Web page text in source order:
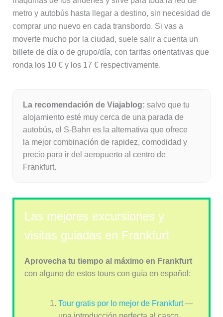
metro y autobús hasta llegar a destino, sin necesidad de
comprar uno nuevo en cada transbordo. Si vas a
moverte mucho por la ciudad, suele salir a cuenta un
billete de día o de grupo/día, con tarifas orientativas que
ronda los 10 € y los 17 € respectivamente.
La recomendación de Viajablog: salvo que tu
alojamiento esté muy cerca de una parada de
autobús, el S-Bahn es la alternativa que ofrece
la mejor combinación de rapidez, comodidad y
precio para ir del aeropuerto al centro de
Frankfurt.
Las mejores excursiones y
visitas guiadas en Frankfurt
Aprovecha tu tiempo al máximo en Frankfurt
con alguno de estos tours con guía en español:
Tour gratis por lo mejor de Frankfurt—